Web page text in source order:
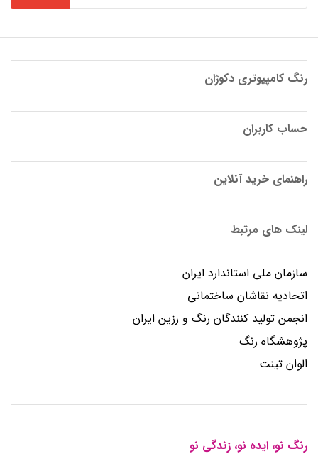
رنگ کامپیوتری دکوژان
حساب کاربران
راهنمای خرید آنلاین
لینک های مرتبط
سازمان ملی استاندارد ایران
اتحادیه نقاشان ساختمانی
انجمن توليد كنندگان رنگ و رزين ايران
پژوهشگاه رنگ
الوان تینت
رنگ نو، ایده نو، زندگی نو